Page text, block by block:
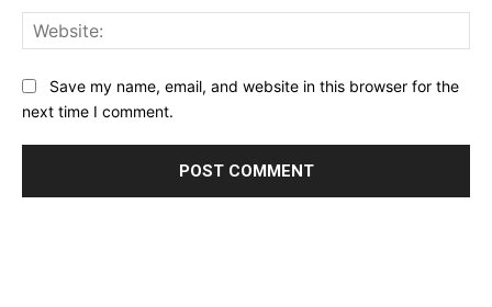
Save my name, email, and website in this browser for the
next time I comment.